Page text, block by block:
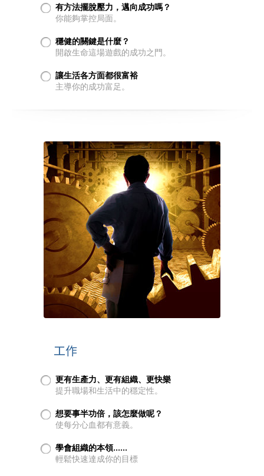
有方法擺脫壓力，邁向成功嗎？
你能夠掌控局面。
穩健的關鍵是什麼？
開啟生命這場遊戲的成功之門。
讓生活各方面都很富裕
主導你的成功富足。
工作
更有生產力、更有組織、更快樂
提升職場和生活中的穩定性。
想要事半功倍，該怎麼做呢？
使每分心血都有意義。
學會組織的本領……
輕鬆快速達成你的目標